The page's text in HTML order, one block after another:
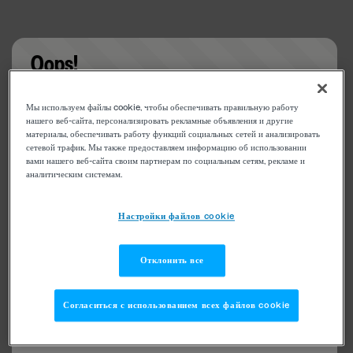
Oops!
Something went wrong. Please try refreshing the
app
Мы используем файлы cookie, чтобы обеспечивать правильную работу
нашего веб-сайта, персонализировать рекламные объявления и другие
материалы, обеспечивать работу функций социальных сетей и анализировать
сетевой трафик. Мы также предоставляем информацию об использовании
вами нашего веб-сайта своим партнерам по социальным сетям, рекламе и
аналитическим системам.
Настройки файлов cookie
Отклонить все
Согласиться с использованием всех файлов cookie